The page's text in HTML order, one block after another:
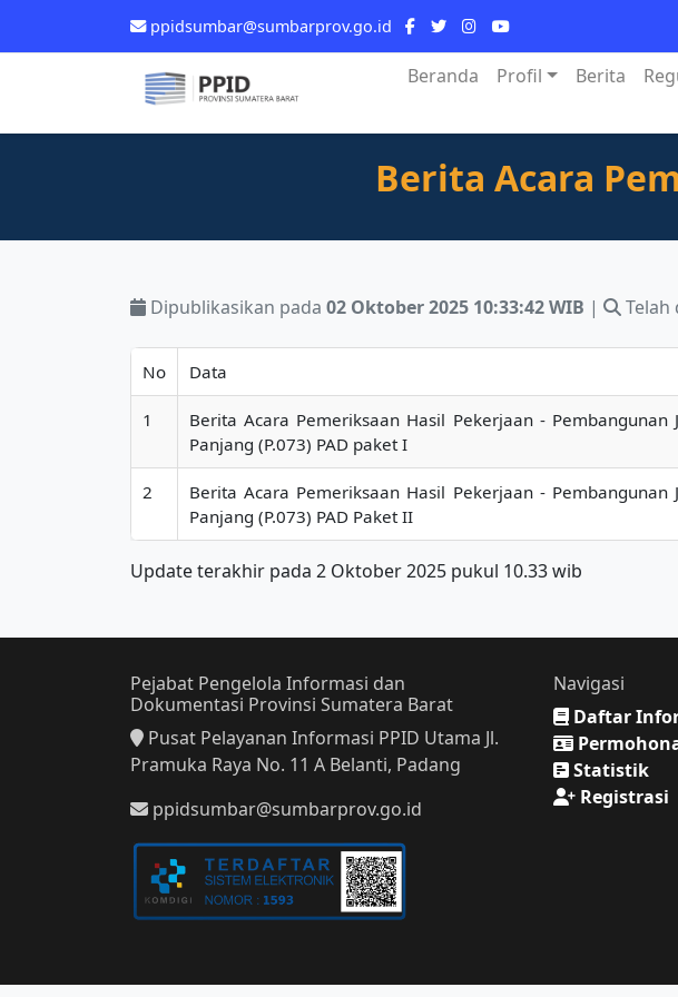
ppidsumbar@sumbarprov.go.id
Beranda Profil Berita
Berita Acara
Dipublikasikan pada 02 Oktober 2025 10:33:42 WIB | Telah
No Data
1
Berita Acara Pemeriksaan Hasil Pekerjaan -
Panjang (P.073) PAD paket I
2
Berita Acara Pemeriksaan Hasil Pekerjaan -
Panjang (P.073) PAD Paket II
Update terakhir pada 2 Oktober 2025 pukul 10.33 wib
Pejabat Pengelola Informasi dan
Dokumentasi Provinsi Sumatera Barat
Pusat Pelayanan Informasi PPID Utama Jl.
Pramuka Raya No. 11 A Belanti, Padang
ppidsumbar@sumbarprov.go.id
Navigasi
Daftar
Statistik
Registrasi